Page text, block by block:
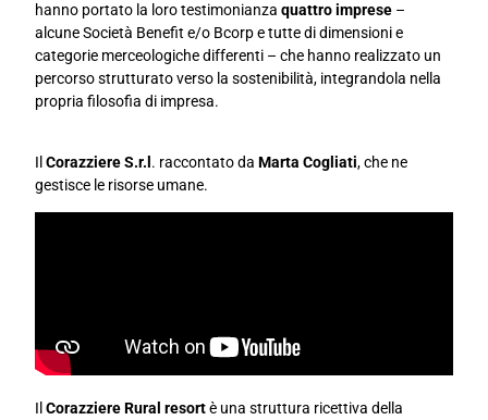
hanno portato la loro testimonianzaquattro imprese –
alcune Società Benefit e/o Bcorp e tutte di dimensioni e
categorie merceologiche differenti – che hanno realizzato un
percorso strutturato verso la sostenibilità, integrandola nella
propria filosofia di impresa.
IlCorazziere S.r.l. raccontato daMarta Cogliati, che ne
gestisce le risorse umane.
IlCorazziere Rural resortè una struttura ricettiva della